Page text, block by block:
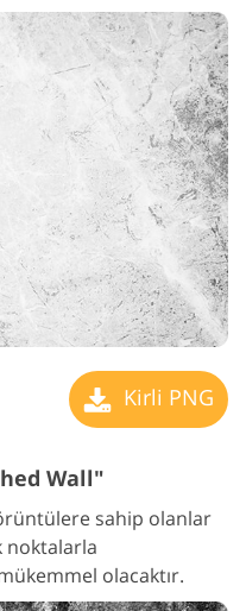
Kirli PNG
Wall"
sahip olanlar
noktalarla
olacaktır.